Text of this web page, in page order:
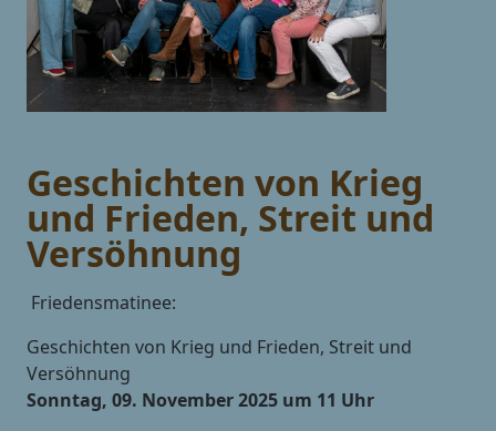
Geschichten von Krieg
und Frieden, Streit und
Versöhnung
Friedensmatinee:
Geschichten von Krieg und Frieden, Streit und
Versöhnung
Sonntag, 09. November 2025 um 11 Uhr